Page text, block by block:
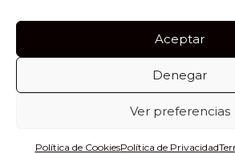
Aceptar
Denegar
Ver preferencias
Política de CookiesPolítica de Privacidad